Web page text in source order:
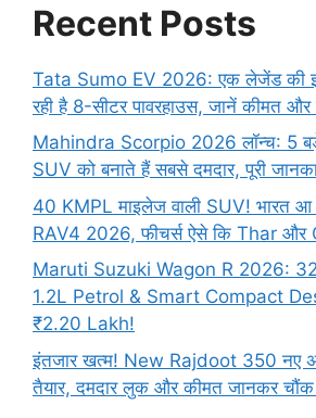
Recent Posts
Tata Sumo EV 2026: एक लेजेंड की
रही है 8-सीटर पावरहाउस, जानें कीमत
Mahindra Scorpio 2026 लॉन्च: 5
SUV को बनाते हैं सबसे दमदार, पूरी
40 KMPL माइलेज वाली SUV! भारत आ
RAV4 2026, फीचर्स ऐसे कि Thar और
Maruti Suzuki Wagon R 2026:
1.2L Petrol & Smart Compact
₹2.20 Lakh!
इंतजार खत्म! New Rajdoot 350 नए
तैयार, दमदार लुक और कीमत जानकर चौंक